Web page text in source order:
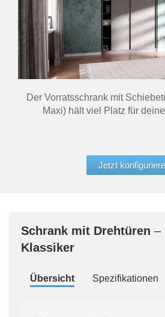
Der Vorratsschrank mit
Maxi) hält viel Platz für
Jetzt
Schrank mit Drehtüren –
Klassiker
Übersicht Spezifikationen